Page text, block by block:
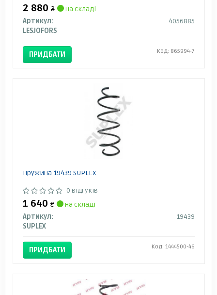
2 880 ₴
на складі
Артикул:
4056885
LESJOFORS
ПРИДБАТИ Код: 865994-7
Пружина 19439 SUPLEX
0 відгуків
1 640 ₴
на складі
Артикул:
19439
SUPLEX
ПРИДБАТИ Код: 1444500-46